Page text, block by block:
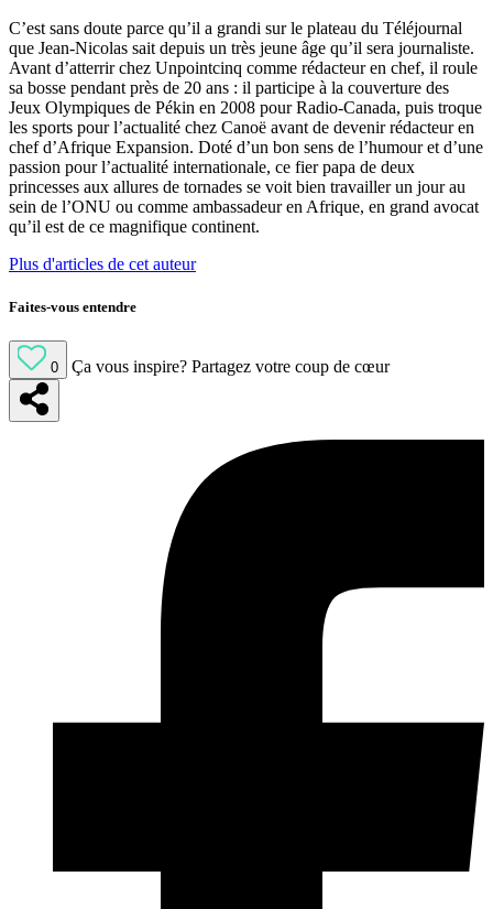
C’est sans doute parce qu’il a grandi sur le plateau du Téléjournal
que Jean-Nicolas sait depuis un très jeune âge qu’il sera journaliste.
Avant d’atterrir chez Unpointcinq comme rédacteur en chef, il roule
sa bosse pendant près de 20 ans : il participe à la couverture des
Jeux Olympiques de Pékin en 2008 pour Radio-Canada, puis troque
les sports pour l’actualité chez Canoë avant de devenir rédacteur en
chef d’Afrique Expansion. Doté d’un bon sens de l’humour et d’une
passion pour l’actualité internationale, ce fier papa de deux
princesses aux allures de tornades se voit bien travailler un jour au
sein de l’ONU ou comme ambassadeur en Afrique, en grand avocat
qu’il est de ce magnifique continent.
Plus d'articles de cet auteur
Faites-vous entendre
0 Ça vous inspire? Partagez votre coup de cœur